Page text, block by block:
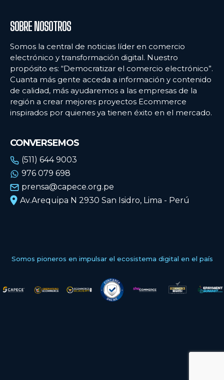
SOBRE NOSOTROS
Somos la central de noticias líder en comercio
electrónico y transformación digital. Nuestro
propósito es: “Democratizar el comercio electrónico”.
Cuanta más gente acceda a información y contenido
de calidad, más ayudaremos a las empresas de la
región a crear mejores proyectos Ecommerce
inspirados por quienes ya tienen éxito en el mercado.
CONVERSEMOS
(511) 644 9003
976 079 698
prensa@capece.org.pe
Av.Arequipa N 2930 San Isidro, Lima - Perú
Somos pioneros en impulsar el ecosistema digital en el país